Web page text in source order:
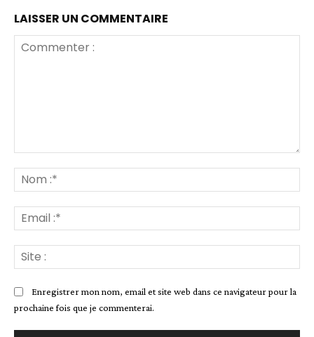
LAISSER UN COMMENTAIRE
:*
:*
:
Enregistrer mon nom, email et site web dans ce navigateur pour la
prochaine fois que je commenterai.